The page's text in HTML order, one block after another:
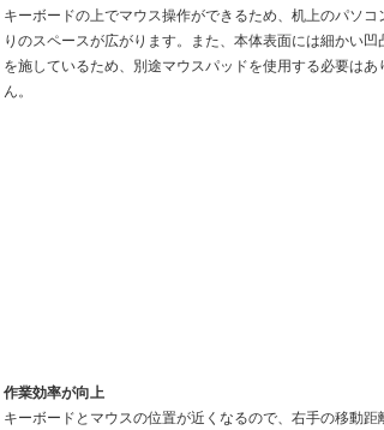
キーボードの上でマウス操作ができるため、机上のパソコ
りのスペースが広がります。また、本体表面には細かい凹
を施しているため、別途マウスパッドを使用する必要はあ
ん。
作業効率が向上
キーボードとマウスの位置が近くなるので、右手の移動